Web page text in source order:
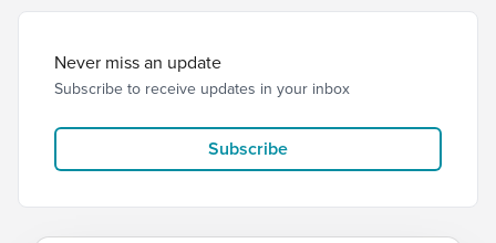
Never miss an update
Subscribe to receive updates in your inbox
Subscribe